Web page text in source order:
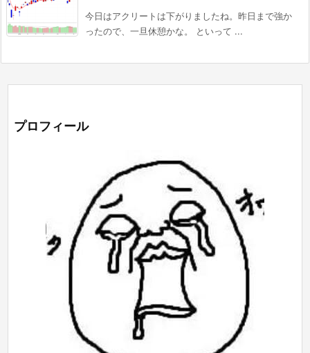
今日はアクリートは下がりましたね。昨日まで強か
ったので、一旦休憩かな。 といって ...
プロフィール